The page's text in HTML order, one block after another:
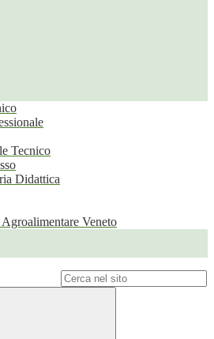
Tecnico
Didattica
Veneto